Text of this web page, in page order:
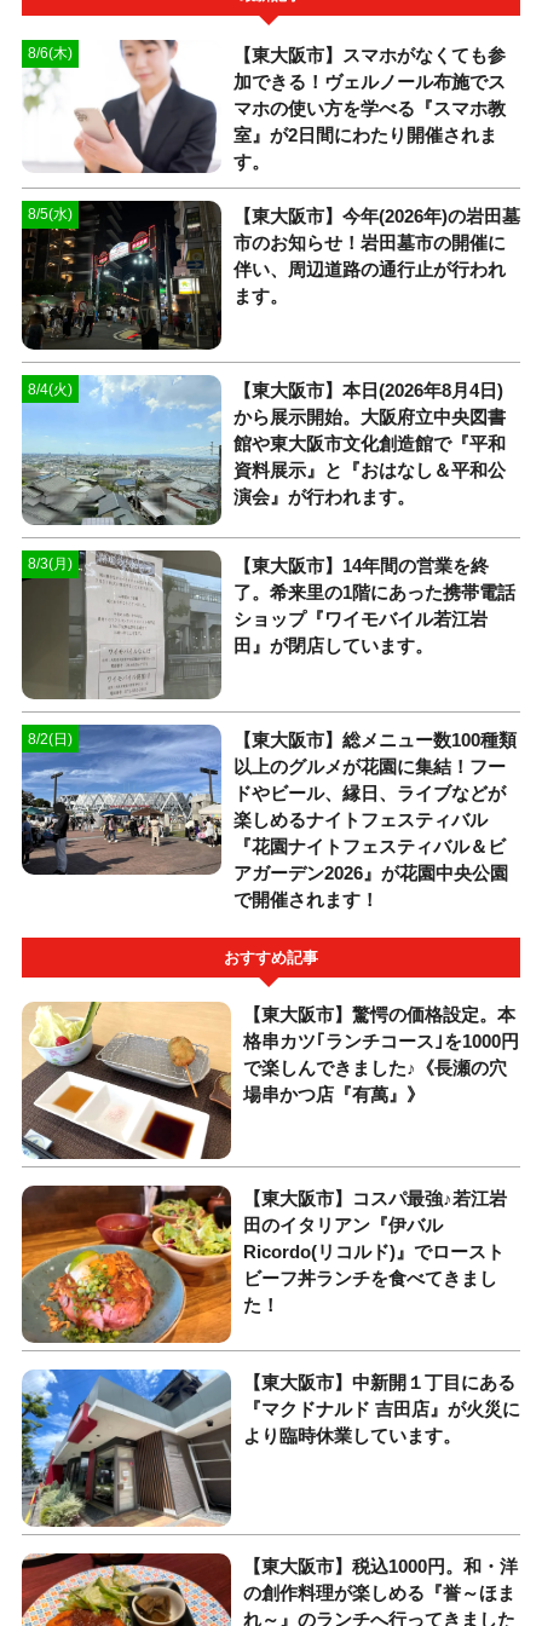
8/6(木)
【東大阪市】スマホがなくても参
加できる！ヴェルノール布施でス
マホの使い方を学べる『スマホ教
室』が2日間にわたり開催されま
す。
8/5(水)
【東大阪市】今年(2026年)の岩田墓
市のお知らせ！岩田墓市の開催に
伴い、周辺道路の通行止が行われ
ます。
8/4(火)
【東大阪市】本日(2026年8月4日)
から展示開始。大阪府立中央図書
館や東大阪市文化創造館で『平和
資料展示』と『おはなし＆平和公
演会』が行われます。
8/3(月)
【東大阪市】14年間の営業を終
了。希来里の1階にあった携帯電話
ショップ『ワイモバイル若江岩
田』が閉店しています。
8/2(日)
【東大阪市】総メニュー数100種類
以上のグルメが花園に集結！フー
ドやビール、縁日、ライブなどが
楽しめるナイトフェスティバル
『花園ナイトフェスティバル＆ビ
アガーデン2026』が花園中央公園
で開催されます！
おすすめ記事
【東大阪市】驚愕の価格設定。本
格串カツ｢ランチコース｣を1000円
で楽しんできました♪《長瀬の穴
場串かつ店『有萬』》
【東大阪市】コスパ最強♪若江岩
田のイタリアン『伊バル
Ricordo(リコルド)』でロースト
ビーフ丼ランチを食べてきまし
た！
【東大阪市】中新開１丁目にある
『マクドナルド 吉田店』が火災に
より臨時休業しています。
【東大阪市】税込1000円。和・洋
の創作料理が楽しめる『誉～ほま
れ～』のランチへ行ってきました